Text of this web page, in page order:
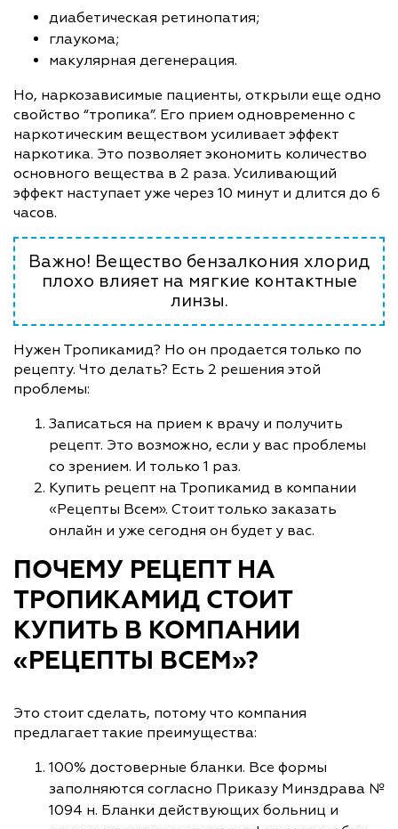
диабетическая ретинопатия;
глаукома;
макулярная дегенерация.
Но, наркозависимые пациенты, открыли еще одно
свойство “тропика”. Его прием одновременно с
наркотическим веществом усиливает эффект
наркотика. Это позволяет экономить количество
основного вещества в 2 раза. Усиливающий
эффект наступает уже через 10 минут и длится до 6
часов.
Важно! Вещество бензалкония хлорид
плохо влияет на мягкие контактные
линзы.
Нужен Тропикамид? Но он продается только по
рецепту. Что делать? Есть 2 решения этой
проблемы:
Записаться на прием к врачу и получить
рецепт. Это возможно, если у вас проблемы
со зрением. И только 1 раз.
Купить рецепт на Тропикамид в компании
«Рецепты Всем». Стоит только заказать
онлайн и уже сегодня он будет у вас.
ПОЧЕМУ РЕЦЕПТ НА
ТРОПИКАМИД СТОИТ
КУПИТЬ В КОМПАНИИ
«РЕЦЕПТЫ ВСЕМ»?
Это стоит сделать, потому что компания
предлагает такие преимущества:
100% достоверные бланки. Все формы
заполняются согласно Приказу Минздрава №
1094 н. Бланки действующих больниц и